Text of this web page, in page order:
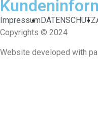
Impres­sum DATENSCHUTZ
Copy­rights © 2024
Web­site devel­oped with